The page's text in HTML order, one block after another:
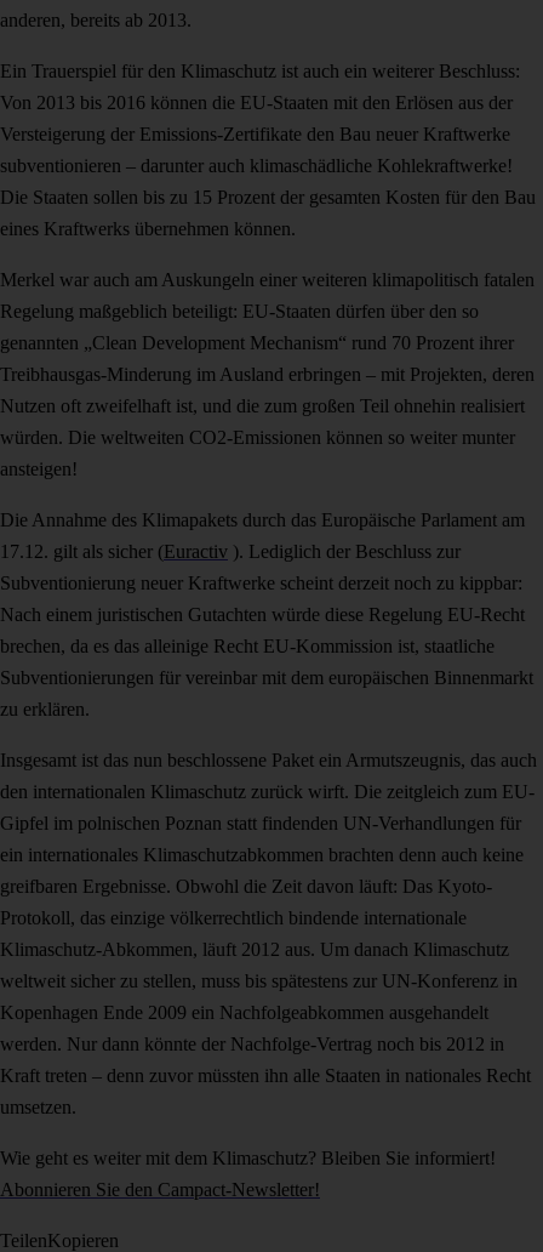
anderen, bereits ab 2013.
Ein Trauerspiel für den Klimaschutz ist auch ein weiterer Beschluss:
Von 2013 bis 2016 können die EU-Staaten mit den Erlösen aus der
Versteigerung der Emissions-Zertifikate den Bau neuer Kraftwerke
subventionieren – darunter auch klimaschädliche Kohlekraftwerke!
Die Staaten sollen bis zu 15 Prozent der gesamten Kosten für den Bau
eines Kraftwerks übernehmen können.
Merkel war auch am Auskungeln einer weiteren klimapolitisch fatalen
Regelung maßgeblich beteiligt: EU-Staaten dürfen über den so
genannten „Clean Development Mechanism“ rund 70 Prozent ihrer
Treibhausgas-Minderung im Ausland erbringen – mit Projekten, deren
Nutzen oft zweifelhaft ist, und die zum großen Teil ohnehin realisiert
würden. Die weltweiten CO2-Emissionen können so weiter munter
ansteigen!
Die Annahme des Klimapakets durch das Europäische Parlament am
17.12. gilt als sicher (Euractiv ). Lediglich der Beschluss zur
Subventionierung neuer Kraftwerke scheint derzeit noch zu kippbar:
Nach einem juristischen Gutachten würde diese Regelung EU-Recht
brechen, da es das alleinige Recht EU-Kommission ist, staatliche
Subventionierungen für vereinbar mit dem europäischen Binnenmarkt
zu erklären.
Insgesamt ist das nun beschlossene Paket ein Armutszeugnis, das auch
den internationalen Klimaschutz zurück wirft. Die zeitgleich zum EU-
Gipfel im polnischen Poznan statt findenden UN-Verhandlungen für
ein internationales Klimaschutzabkommen brachten denn auch keine
greifbaren Ergebnisse. Obwohl die Zeit davon läuft: Das Kyoto-
Protokoll, das einzige völkerrechtlich bindende internationale
Klimaschutz-Abkommen, läuft 2012 aus. Um danach Klimaschutz
weltweit sicher zu stellen, muss bis spätestens zur UN-Konferenz in
Kopenhagen Ende 2009 ein Nachfolgeabkommen ausgehandelt
werden. Nur dann könnte der Nachfolge-Vertrag noch bis 2012 in
Kraft treten – denn zuvor müssten ihn alle Staaten in nationales Recht
umsetzen.
Wie geht es weiter mit dem Klimaschutz? Bleiben Sie informiert!
Abonnieren Sie den Campact-Newsletter!
TeilenKopieren